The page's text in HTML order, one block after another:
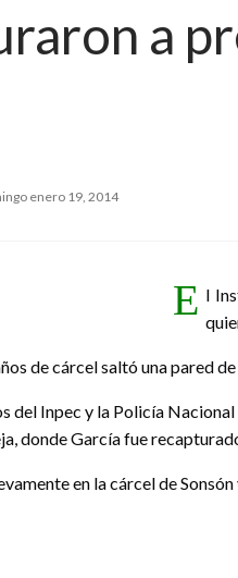
a
enero 19, 2014
E l
de cárcel saltó una pared
del Inpec y la Policía
donde García fue
en la cárcel de